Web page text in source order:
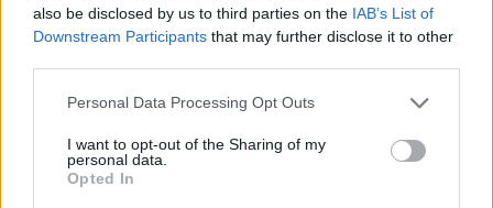
also be disclosed by us to third parties on the IAB’s List of
Downstream Participants that may further disclose it to other
Personal Data Processing Opt Outs
I want to opt-out of the Sharing of my
personal data.
Opted In